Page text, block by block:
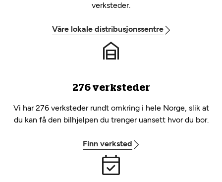
verksteder.
Våre lokale distribusjonssentre
276 verksteder
Vi har 276 verksteder rundt omkring i hele Norge, slik at
du kan få den bilhjelpen du trenger uansett hvor du bor.
Finn verksted